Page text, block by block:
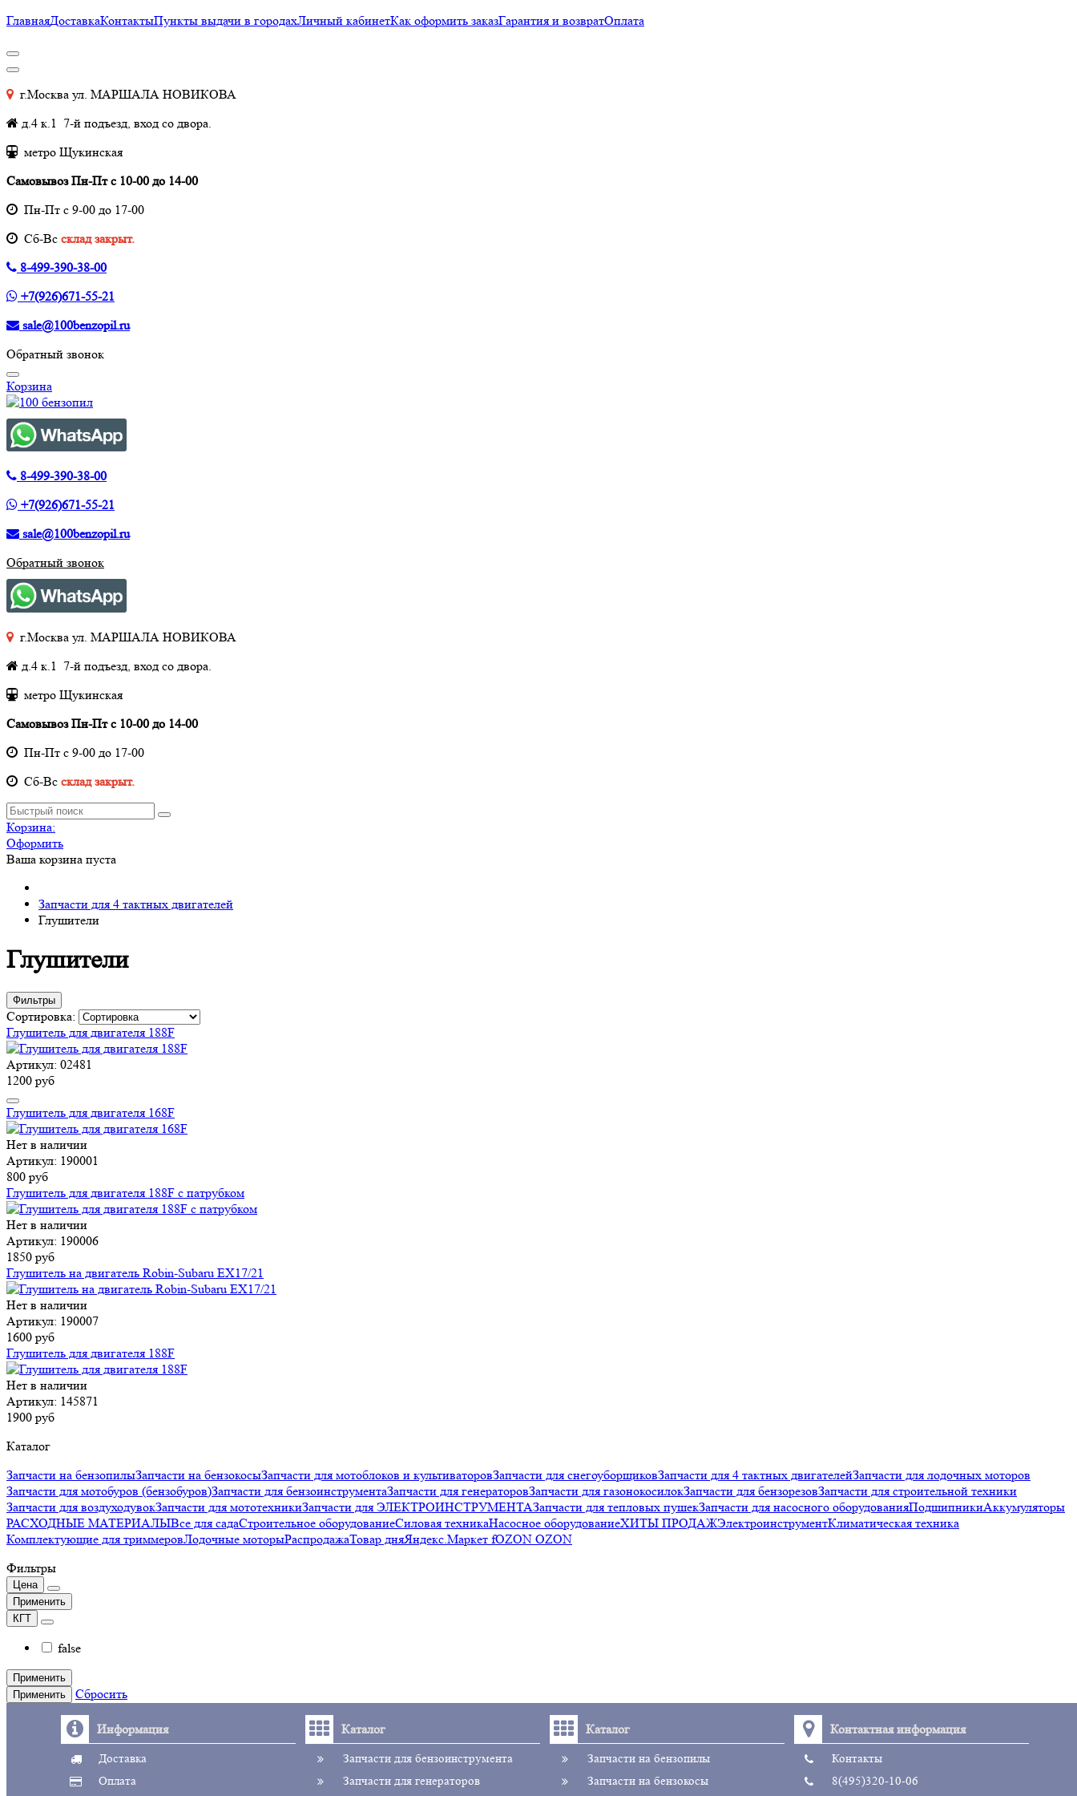
ГлавнаяДоставкаКонтактыПункты выдачи в городахЛичный кабинетКак оформить заказГарантия и возвратОплата
г.Москва ул. МАРШАЛА НОВИКОВА
д.4 к.1 7-й подъезд, вход со двора.
метро Щукинская
Самовывоз Пн-Пт с 10-00 до 14-00
Пн-Пт с 9-00 до 17-00
Cб-Вс склад закрыт.
8-499-390-38-00
+7(926)671-55-21
sale@100benzopil.ru
Обратный звонок
Корзина
8-499-390-38-00
+7(926)671-55-21
sale@100benzopil.ru
Обратный звонок
г.Москва ул. МАРШАЛА НОВИКОВА
д.4 к.1 7-й подъезд, вход со двора.
метро Щукинская
Самовывоз Пн-Пт с 10-00 до 14-00
Пн-Пт с 9-00 до 17-00
Cб-Вс склад закрыт.
Корзина:
Оформить
Ваша корзина пуста
Запчасти для 4 тактных двигателей
Глушители
Глушители
Фильтры
Сортировка:
Глушитель для двигателя 188F
Артикул: 02481
1200 руб
Глушитель для двигателя 168F
Нет в наличии
Артикул: 190001
800 руб
Глушитель для двигателя 188F с патрубком
Нет в наличии
Артикул: 190006
1850 руб
Глушитель на двигатель Robin-Subaru EX17/21
Нет в наличии
Артикул: 190007
1600 руб
Глушитель для двигателя 188F
Нет в наличии
Артикул: 145871
1900 руб
Каталог
Запчасти на бензопилыЗапчасти на бензокосыЗапчасти для мотоблоков и культиваторовЗапчасти для снегоуборщиковЗапчасти для 4 тактных двигателейЗапчасти для лодочных моторов
Запчасти для мотобуров (бензобуров)Запчасти для бензоинструментаЗапчасти для генераторовЗапчасти для газонокосилокЗапчасти для бензорезовЗапчасти для строительной техники
Запчасти для воздуходувокЗапчасти для мототехникиЗапчасти для ЭЛЕКТРОИНСТРУМЕНТАЗапчасти для тепловых пушекЗапчасти для насосного оборудованияПодшипникиАккумуляторы
РАСХОДНЫЕ МАТЕРИАЛЫВсе для садаСтроительное оборудованиеСиловая техникаНасосное оборудованиеХИТЫ ПРОДАЖЭлектроинструментКлиматическая техника
Комплектующие для триммеровЛодочные моторыРаспродажаТовар дняЯндекс.Маркет fOZON OZON
Фильтры
Цена
Применить
КГТ
false
Применить
Применить
Сбросить
Информация
Доставка
Оплата
Каталог
Запчасти для бензоинструмента
Запчасти для генераторов
Каталог
Запчасти на бензопилы
Запчасти на бензокосы
Контактная информация
Контакты
8(495)320-10-06